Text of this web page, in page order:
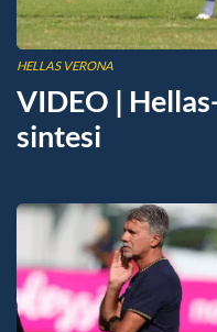
HELLAS VERONA
VIDEO |
sintesi